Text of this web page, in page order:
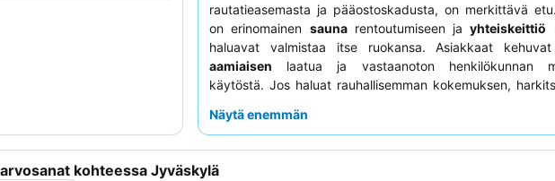
rautatieasemasta ja pääostoskadusta, on merkittävä
on erinomainen saunarentoutumiseen jayhteiskeittiö
haluavat valmistaa itse ruokansa. Asiakkaat
aamiaisen laatua ja vastaanoton henkilökunnan
käytöstä. Jos haluat rauhallisemman kokemuksen,
Näytä enemmän
kohteessa Jyväskylä